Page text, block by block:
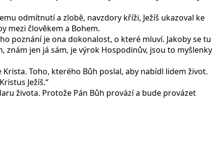
odmítnutí a zlobě, navzdory kříži, Ježíš ukazoval ke
mezi člověkem a Bohem.
poznání je ona dokonalost, o které mluví. Jakoby se tu
znám jen já sám, je výrok Hospodinův, jsou to myšlenky
Toho, kterého Bůh poslal, aby nabídl lidem život.
Ježíš.“
života. Protože Pán Bůh provází a bude provázet